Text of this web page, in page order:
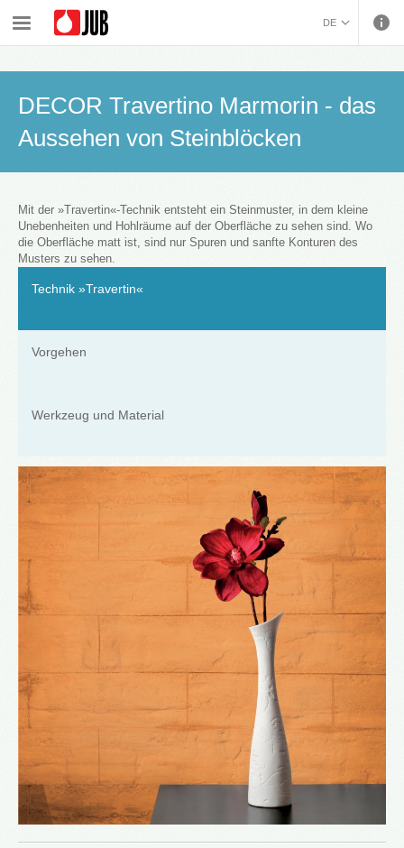
ČEŠTINA (CZECH)
DE
ΕΛΛΗΝΙΚΑ (GREEK)
MAGYAR (HUNGARIAN)
KOSOVA (KOSOVO)
МАКЕДОНСКИ
SLOVENČINA (SLOVAK)
Innenwandfarben und dekorative Bearbeitung
Dekorative Behandlung von Innenwandflächen
Dekorative Innenwandgestaltung
DECOR Travertino Marmorin - das Aussehen von Steinblöcken
DECOR Travertino Marmorin - das
Aussehen von Steinblöcken
Mit der »Travertin«-Technik entsteht ein Steinmuster, in dem kleine
Unebenheiten und Hohlräume auf der Oberfläche zu sehen sind. Wo
die Oberfläche matt ist, sind nur Spuren und sanfte Konturen des
Musters zu sehen.
Technik »Travertin«
Vorgehen
Werkzeug und Material